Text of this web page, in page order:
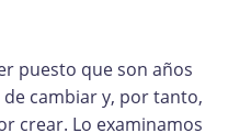
puesto que son años
cambiar y, por tanto,
crear. Lo examinamos